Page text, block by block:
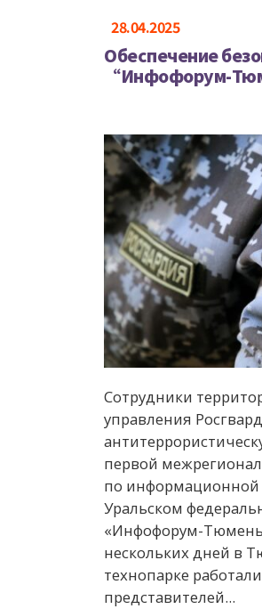
28.04.2025
Обеспечение
“Инфофорум-
Сотрудники
управления
первой
по информационной
Уральском
«Инфофорум-Тюмень
нескольких дней в
технопарке
представителей...